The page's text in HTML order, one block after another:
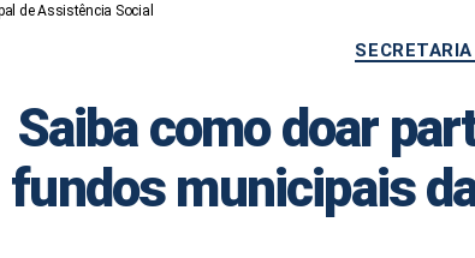
de Assistência Social
Saiba como doar
fundos municipais